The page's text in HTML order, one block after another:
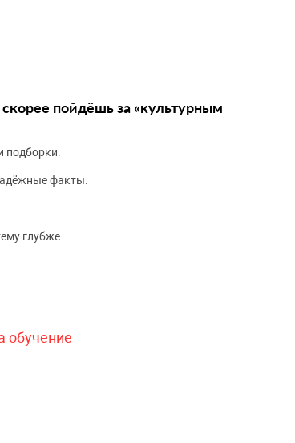
пойдёшь за «культурным
подборки.
факты.
глубже.
обучение